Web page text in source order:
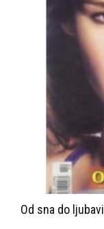
Od sna do ljubavi